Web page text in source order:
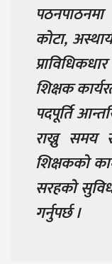
कोटा,
शिक्षक
पदपूर्ति
राख्नु समय
शिक्षकको
सरहको
गर्नुपर्छ ।